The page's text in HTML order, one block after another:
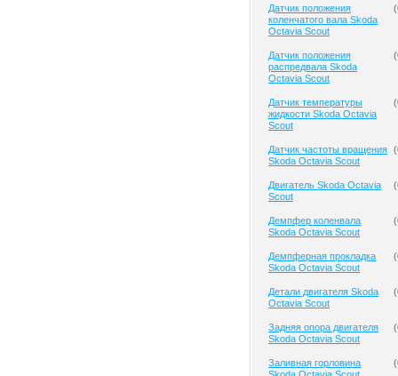
Датчик положения
коленчатого вала Skoda
Octavia Scout
(
Датчик положения
распредвала Skoda
Octavia Scout
(
Датчик температуры
жидкости Skoda Octavia
Scout
(
Датчик частоты вращения
Skoda Octavia Scout
(
Двигатель Skoda Octavia
Scout
(
Демпфер коленвала
Skoda Octavia Scout
(
Демпферная прокладка
Skoda Octavia Scout
(
Детали двигателя Skoda
Octavia Scout
(
Задняя опора двигателя
Skoda Octavia Scout
(
Заливная горловина
(